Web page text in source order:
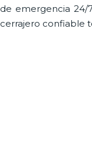
de emergencia 24/
cerrajero confiable